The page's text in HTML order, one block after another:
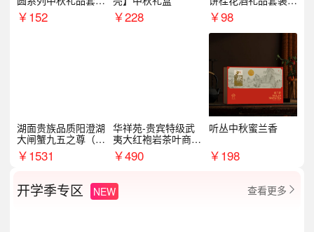
企业送客户商务伴手
礼
￥152 ￥228
AL1377
￥98
湖面贵族品质阳澄湖
大闸蟹九五之尊（卡
券）5188型
￥1531
华祥苑-贵宾特级武
夷大红袍岩茶叶商务
礼盒中秋节送长辈1
00g
￥490
听丛中秋蜜兰香
￥198
开学季专区 NEW 查看更多 